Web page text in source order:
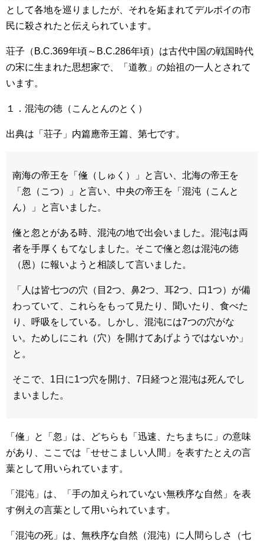
として各地を巡りましたが、それを妬まれてデルポイの市
民に殺されたと伝えられています。
荘子（B.C.369年頃～B.C.286年頃）は古代中国の戦国時代
の宋に生まれた思想家で、「道教」の始祖の一人とされて
います。
１．混沌の徳（こんとんのとく）
出典は「荘子」内篇應帝王篇、第七です。
南海の帝王を「儵（しゅく）」と言い、北海の帝王を
「忽（こつ）」と言い、中央の帝王を「混沌（こんと
ん）」と言いました。
儵と忽とがある時、混沌の地で出会いました。混沌は両
者を手厚くもてなしました。そこで儵と忽は混沌の徳
（恩）に報いようと相談して言いました。
「人は皆七つの穴（目2つ、鼻2つ、耳2つ、口1つ）が備
わっていて、これらをもって見たり、聞いたり、食べた
り、呼吸をしている。しかし、混沌には7つの穴がな
い。ためしにこれ（穴）を開けてあげようではないか」
と。
そこで、1日に1つ穴を開け、7日経つと混沌は死んでし
まいました。
「儵」と「忽」は、どちらも「迅速、たちまちに」の意味
があり、ここでは「せせこましい人間」を表すたとえの言
葉として用いられています。
「混沌」は、「手の加えられていない無秩序な自然」を表
す例えの言葉として用いられています。
「混沌の死」は、無秩序な自然（混沌）に人間らしさ（七